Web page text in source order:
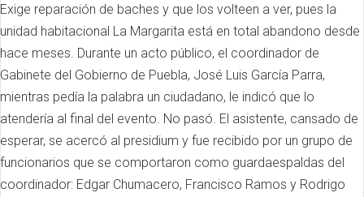
Exige reparación de baches y que los volteen a ver, pues la
unidad habitacional La Margarita está en total abandono desde
hace meses. Durante un acto público, el coordinador de
Gabinete del Gobierno de Puebla, José Luis García Parra,
mientras pedía la palabra un ciudadano, le indicó que lo
atendería al final del evento. No pasó. El asistente, cansado de
esperar, se acercó al presidium y fue recibido por un grupo de
funcionarios que se comportaron como guardaespaldas del
coordinador: Edgar Chumacero, Francisco Ramos y Rodrigo